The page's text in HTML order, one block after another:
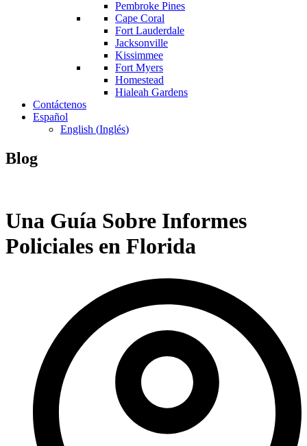
Pembroke Pines
Cape Coral
Fort Lauderdale
Jacksonville
Kissimmee
Fort Myers
Homestead
Hialeah Gardens
Contáctenos
Español
English (Inglés)
Blog
Una Guía Sobre Informes
Policiales en Florida